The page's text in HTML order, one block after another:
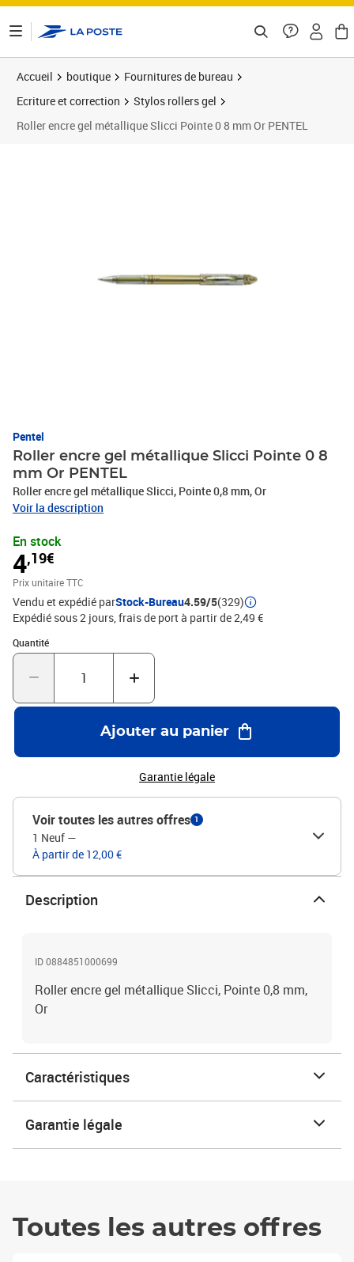
Accueil boutique
Fournitures de bureau
Ecriture et correction
Stylos rollers gel
Roller encre gel métallique Slicci Pointe 0 8 mm Or PENTEL
Pentel
Roller encre gel métallique Slicci Pointe 0 8
mm Or PENTEL
Roller encre gel métallique Slicci, Pointe 0,8 mm, Or
Voir la description
En stock
4,19€
Prix unitaire TTC
Vendu et expédié parStock-Bureau4.59/5(329)
Expédié sous 2 jours, frais de port à partir de 2,49 €
Quantité
Quantité : 1
Ajouter au panier
Garantie légale
Voir toutes les autres offres 1
1 Neuf —
À partir de 12,00 €
Description
ID 0884851000699
Roller encre gel métallique Slicci, Pointe 0,8 mm,
Or
Caractéristiques
Garantie légale
Toutes les autres offres